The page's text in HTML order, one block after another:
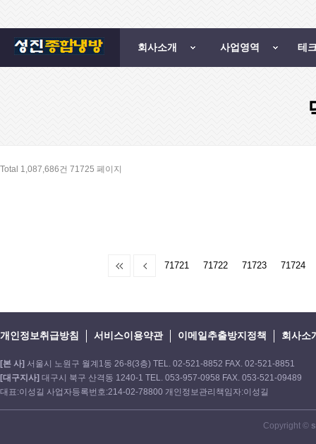
회사소개 사업영역 테
Total 1,087,686건 71725 페이지
71721 71722 71723 71724
개인정보취급방침 서비스이용약관 이메일추출방지정책 회사소
[본 사] 서울시 노원구 월계1동 26-8(3층) TEL. 02-521-8852 FAX. 02-521-8851
[대구지사] 대구시 북구 산격동 1240-1 TEL. 053-957-0958 FAX. 053-521-09489
대표:이성길 사업자등록번호:214-02-78800 개인정보관리책임자:이성길
Copyright ©